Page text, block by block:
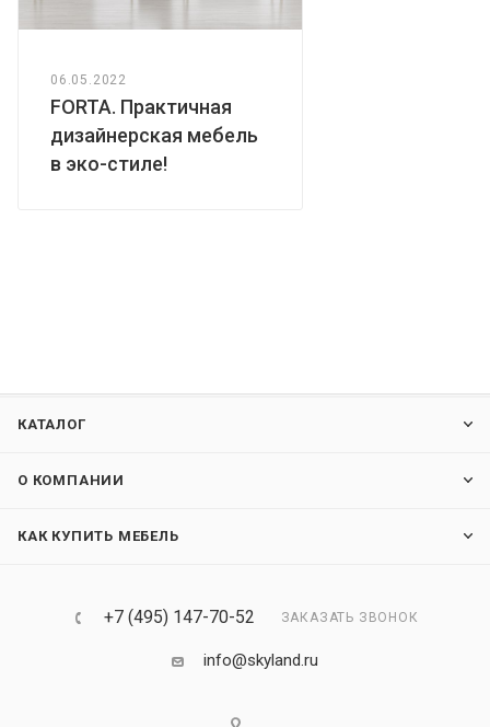
06.05.2022
FORTA. Практичная
дизайнерская мебель
в эко-стиле!
КАТАЛОГ
О КОМПАНИИ
КАК КУПИТЬ МЕБЕЛЬ
+7 (495) 147-70-52 ЗАКАЗАТЬ ЗВОНОК
info@skyland.ru